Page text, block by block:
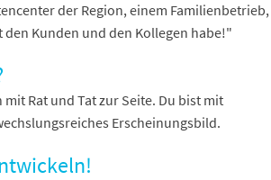
der Region, einem
Kunden und den Kollegen habe!"
Rat und Tat zur Seite. Du bist mit
Erscheinungsbild.